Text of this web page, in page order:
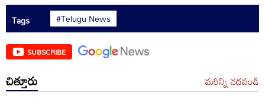
Tags #Telugu News
SUBSCRIBE
చిత్తూరు మరిన్ని చదవండి